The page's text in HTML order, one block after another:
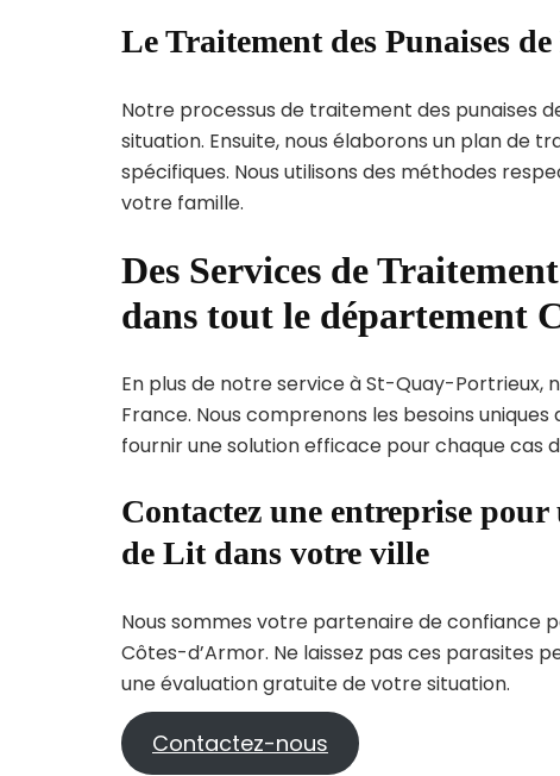
Le Traitement des Punaises
Notre processus de traitement des punaises
situation. Ensuite, nous élaborons un plan de
spécifiques. Nous utilisons des méthodes
votre famille.
Des Services de
dans tout le département
En plus de notre service à St-Quay-Portrieux,
France. Nous comprenons les besoins
fournir une solution efficace pour chaque cas
Contactez une entreprise
de Lit dans votre ville
Nous sommes votre partenaire de confiance
Côtes-d’Armor. Ne laissez pas ces parasites
une évaluation gratuite de votre situation.
Contactez-nous